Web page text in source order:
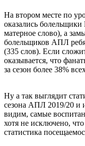
На втором месте по
оказались
матерное слово), а
болельщиков АПЛ
(335 слов). Если
оказывается, что
за сезон более 38%
Ну а так выглядит
сезона АПЛ 2019/20 и
видим, самые
хотя не исключено,
статистика